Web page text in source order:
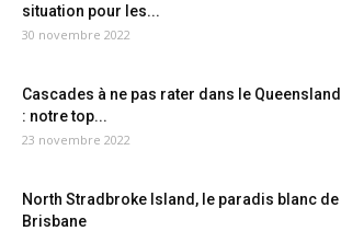
situation pour les...
30 novembre 2022
Cascades à ne pas rater dans le Queensland
: notre top...
23 novembre 2022
North Stradbroke Island, le paradis blanc de
Brisbane